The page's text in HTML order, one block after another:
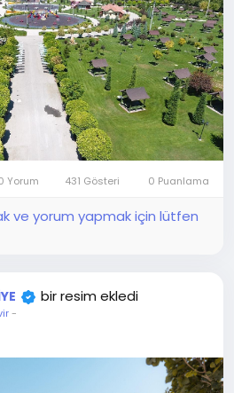
Yorum 431 Gösteri 0 Puanlama
ve yorum yapmak için lütfen
bir resim ekledi
-